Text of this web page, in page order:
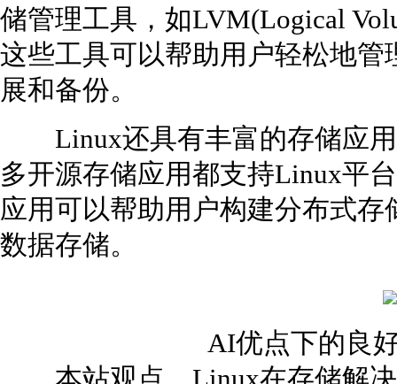
储管理工具，如LVM(Logical
这些工具可以帮助用户轻松地
展和备份。
Linux还具有丰富的存储应用
多开源存储应用都支持Linux平
应用可以帮助用户构建分布式
数据存储。
AI优点下的良